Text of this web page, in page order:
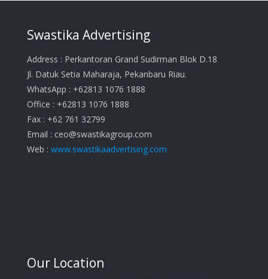
Swastika Advertising
Address : Perkantoran Grand Sudirman Blok D.18
Jl. Datuk Setia Maharaja, Pekanbaru Riau.
WhatsApp : +62813 1076 1888
Office : +62813 1076 1888
Fax : +62 761 32799
Email : ceo@swastikagroup.com
Web : www.swastikaadvertising.com
Our Location